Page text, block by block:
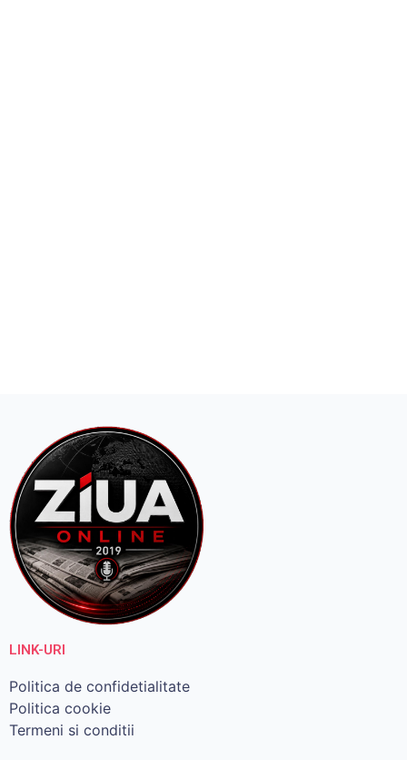
LINK-URI
Politica de confidetialitate
Politica cookie
Termeni si conditii